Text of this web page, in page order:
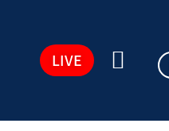
LIVE